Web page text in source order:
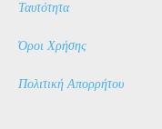
Ταυτότητα
Όροι Χρήσης
Πολιτική Απορρήτου